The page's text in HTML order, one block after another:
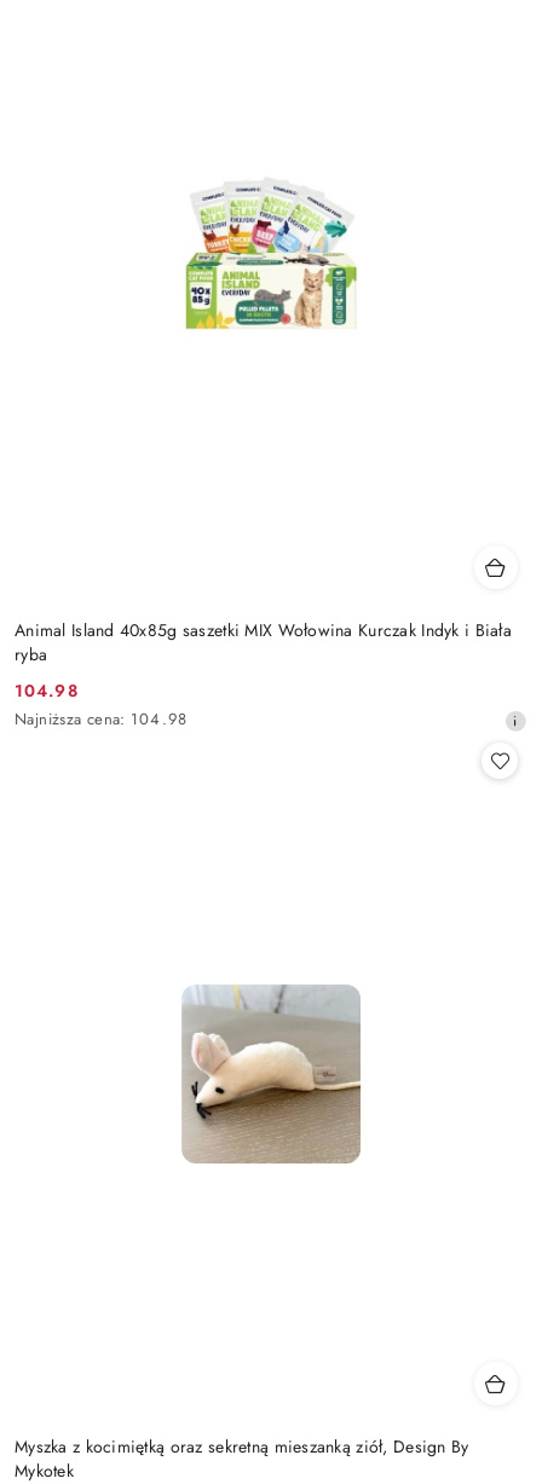
Animal Island 40x85g saszetki MIX Wołowina Kurczak Indyk i Biała
ryba
Cena
promocyjna:
104.98
Najniższa
Najniższa cena: 104.98
Myszka z kocimiętką oraz sekretną mieszanką ziół, Design By
Mykotek